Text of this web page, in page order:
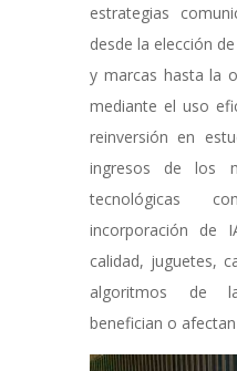
estrategias
desde la elección
y marcas hasta la
mediante el uso
reinversión en
ingresos de los
tecnológicas
incorporación de
calidad, juguetes,
algoritmos de
benefician o